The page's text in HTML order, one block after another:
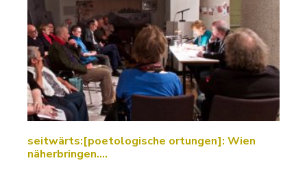
seitwärts:[poetologische ortungen]: Wien
näherbringen....